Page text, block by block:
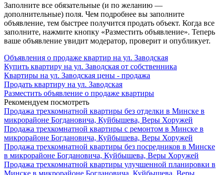
Заполните все обязательные (и по желанию —
дополнительные) поля. Чем подробнее вы заполните
объявление, тем быстрее получится продать объект. Когда все
заполните, нажмите кнопку «Разместить объявление». Теперь
ваше объявление увидит модератор, проверит и опубликует.
Объявления о продаже квартир на ул. Заводская
Купить квартиру на ул. Заводская от собственника
Квартиры на ул. Заводская цены - продажа
Продать квартиру на ул. Заводская
Разместить объявление о продаже квартиры
Рекомендуем посмотреть
Продажа трехкомнатной квартиры без отделки в Минске в
микрорайоне Богдановича, Куйбышева, Веры Хоружей
Продажа трехкомнатной квартиры с ремонтом в Минске в
микрорайоне Богдановича, Куйбышева, Веры Хоружей
Продажа трехкомнатной квартиры без посредников в Минске
в микрорайоне Богдановича, Куйбышева, Веры Хоружей
Продажа трехкомнатной квартиры улучшенной планировки в
Минске в микрорайоне Богдановича, Куйбышева, Веры